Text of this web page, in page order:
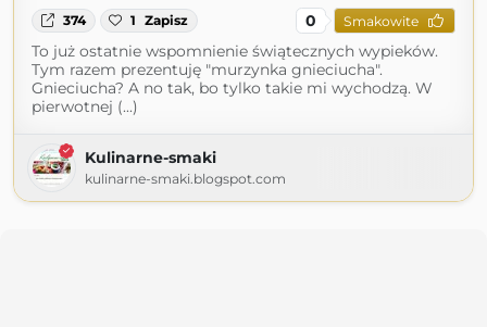
374 1 Zapisz 0 Smakowite
To już ostatnie wspomnienie świątecznych wypieków.
Tym razem prezentuję "murzynka gnieciucha".
Gnieciucha? A no tak, bo tylko takie mi wychodzą. W
pierwotnej (...)
Kulinarne-smaki
kulinarne-smaki.blogspot.com